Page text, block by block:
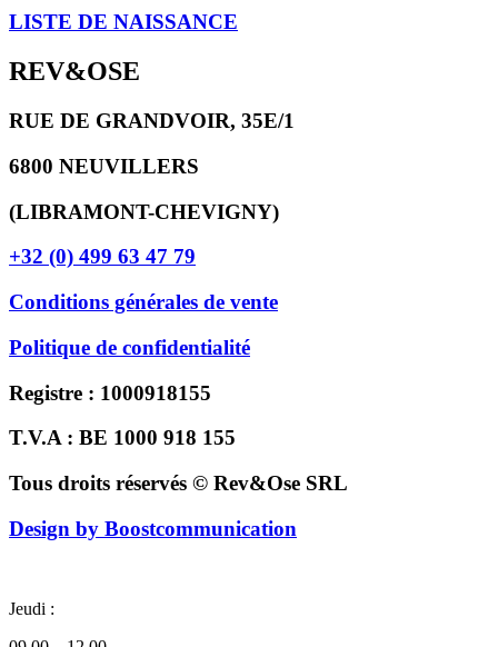
LISTE DE NAISSANCE
REV&OSE
RUE DE GRANDVOIR, 35E/1
6800 NEUVILLERS
(LIBRAMONT-CHEVIGNY)
+32 (0) 499 63 47 79
Conditions générales de vente
Politique de confidentialité
Registre : 1000918155
T.V.A : BE 1000 918 155
Tous droits réservés © Rev&Ose SRL
Design by Boostcommunication
Jeudi :